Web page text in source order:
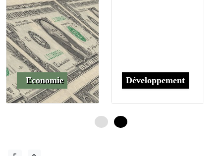
Economie Développement